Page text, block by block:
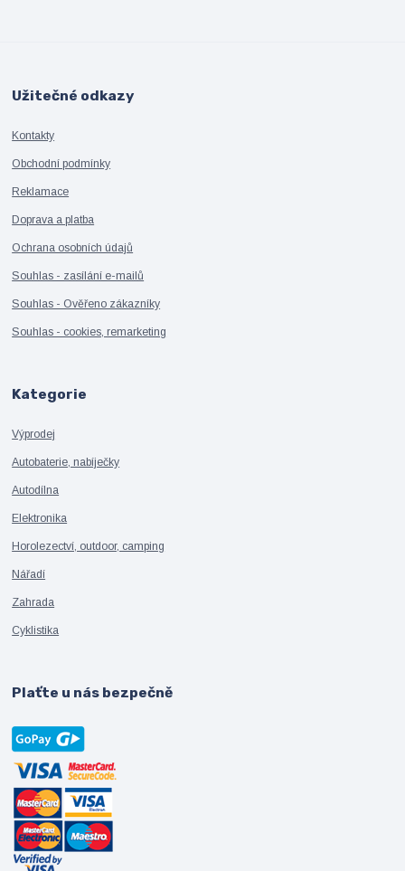
Užitečné odkazy
Kontakty
Obchodní podmínky
Reklamace
Doprava a platba
Ochrana osobních údajů
Souhlas - zasílání e-mailů
Souhlas - Ověřeno zákazníky
Souhlas - cookies, remarketing
Kategorie
Výprodej
Autobaterie, nabíječky
Autodílna
Elektronika
Horolezectví, outdoor, camping
Nářadí
Zahrada
Cyklistika
Plaťte u nás bezpečně